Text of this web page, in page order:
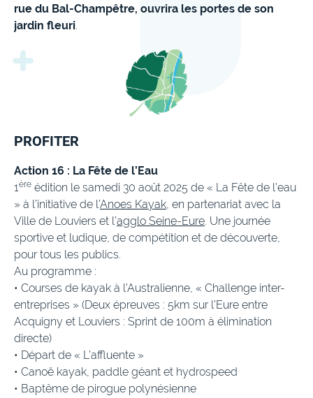
rue du Bal-Champêtre, ouvrira les portes de son
jardin fleuri.
PROFITER
Action 16 : La Fête de l’Eau
1ère édition le samedi 30 août 2025 de « La Fête de l’eau
» à l’initiative de l’Anoes Kayak, en partenariat avec la
Ville de Louviers et l’agglo Seine-Eure. Une journée
sportive et ludique, de compétition et de découverte,
pour tous les publics.
Au programme :
• Courses de kayak à l’Australienne, « Challenge inter-
entreprises » (Deux épreuves : 5km sur l’Eure entre
Acquigny et Louviers : Sprint de 100m à élimination
directe)
• Départ de « L’affluente »
• Canoë kayak, paddle géant et hydrospeed
• Baptême de pirogue polynésienne